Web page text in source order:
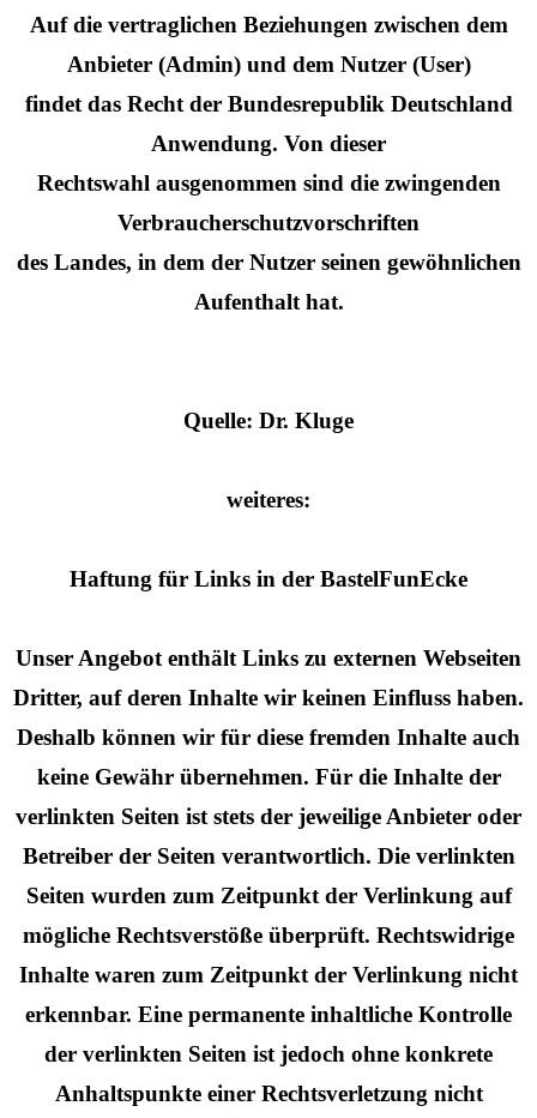
Auf die vertraglichen Beziehungen zwischen dem
Anbieter (Admin) und dem Nutzer (User)
findet das Recht der Bundesrepublik Deutschland
Anwendung. Von dieser
Rechtswahl ausgenommen sind die zwingenden
Verbraucherschutzvorschriften
des Landes, in dem der Nutzer seinen gewöhnlichen
Aufenthalt hat.
Quelle: Dr. Kluge
weiteres:
Haftung für Links in der BastelFunEcke
Unser Angebot enthält Links zu externen Webseiten
Dritter, auf deren Inhalte wir keinen Einfluss haben.
Deshalb können wir für diese fremden Inhalte auch
keine Gewähr übernehmen. Für die Inhalte der
verlinkten Seiten ist stets der jeweilige Anbieter oder
Betreiber der Seiten verantwortlich. Die verlinkten
Seiten wurden zum Zeitpunkt der Verlinkung auf
mögliche Rechtsverstöße überprüft. Rechtswidrige
Inhalte waren zum Zeitpunkt der Verlinkung nicht
erkennbar. Eine permanente inhaltliche Kontrolle
der verlinkten Seiten ist jedoch ohne konkrete
Anhaltspunkte einer Rechtsverletzung nicht